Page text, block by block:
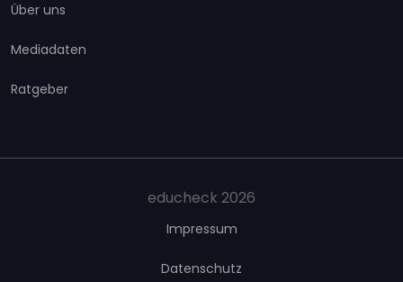
Über uns
Mediadaten
Ratgeber
educheck 2026
Impressum
Datenschutz